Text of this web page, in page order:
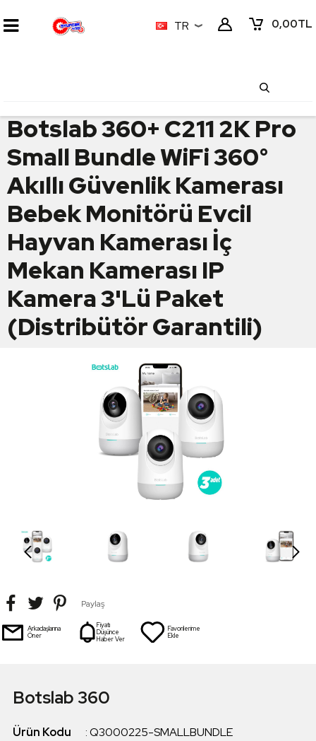
0,00TL
TR
Botslab 360+ C211 2K Pro
Small Bundle WiFi 360°
Akıllı Güvenlik Kamerası
Bebek Monitörü Evcil
Hayvan Kamerası İç
Mekan Kamerası IP
Kamera 3'Lü Paket
(Distribütör Garantili)
Paylaş
Arkadaşlarına
Öner
Fiyatı
Düşünce
Haber Ver
Favorilerime
Ekle
Botslab 360
Ürün Kodu :Q3000225-SMALLBUNDLE